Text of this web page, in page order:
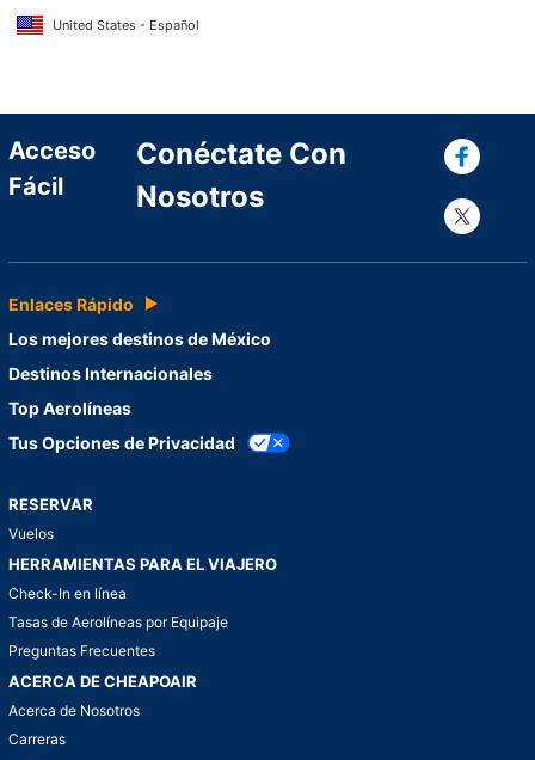
United States - Español
Acceso
Fácil
Conéctate Con
Nosotros
Enlaces Rápido
Los mejores destinos de México
Destinos Internacionales
Top Aerolíneas
Tus Opciones de Privacidad
RESERVAR
Vuelos
HERRAMIENTAS PARA EL VIAJERO
Check-In en línea
Tasas de Aerolíneas por Equipaje
Preguntas Frecuentes
ACERCA DE CHEAPOAIR
Acerca de Nosotros
Carreras